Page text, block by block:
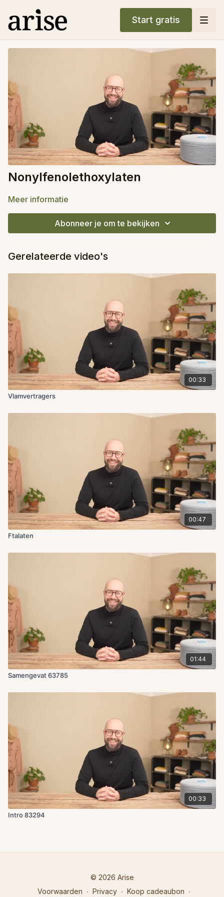
Start gratis
Nonylfenolethoxylaten
Meer informatie
Abonneer je om te bekijken
Gerelateerde video's
00:33
Vlamvertragers
00:47
Ftalaten
01:44
Samengevat 63785
00:33
Intro 83294
© 2026 Arise
Voorwaarden ∙ Privacy ∙ Koop cadeaubon ∙